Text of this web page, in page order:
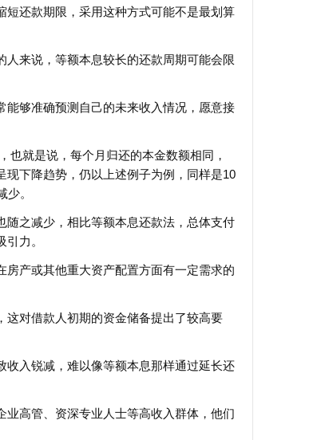
还款期限，采用这种方式可能不是最划算
来说，等额本息较长的还款周期可能会限
够准确预测自己的未来收入情况，愿意接
就是说，每个月归还的本金数额相同，
下降趋势，仍以上述例子为例，同样是10
。
之减少，相比等额本息还款法，总体支付
力。
产或其他重大资产配置方面有一定需求的
对借款人初期的资金储备提出了较高要
收入锐减，难以像等额本息那样通过延长还
高管、资深专业人士等高收入群体，他们